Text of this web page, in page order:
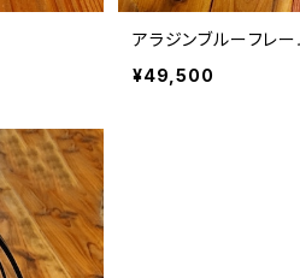
アラジンブルーフレー
¥49,500